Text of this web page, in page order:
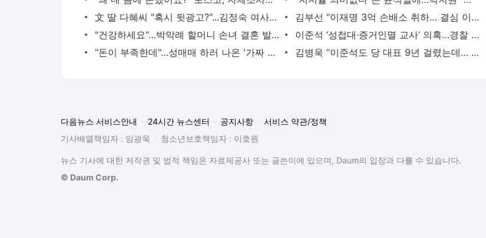
文 딸 다혜씨 "혹시 뒷광고?"...김정숙 여사는 20년 착용
김부선 “이재명 3억 손배소 취하… 결심 이유는 김건희 여사 때문”
"건강하세요"…박막례 할머니 손녀 결혼 발표에 '구독 취소' 행렬
이준석 ‘성접대·증거인멸 교사’ 의혹…경찰 참고인 추가조사 예고
"돈이 부족한데"…성매매 하러 나온 '가짜 경찰' 무슨 일?
김병욱 “이준석도 당 대표 9년 걸렸는데… 박지현 출마?”
다음뉴스 서비스안내 24시간 뉴스센터 공지사항
서비스 약관/정책
기사배열책임자 : 임광욱
청소년보호책임자 : 이호원
뉴스 기사에 대한 저작권 및 법적 책임은 자료제공사 또는 글쓴이에 있으며, Daum의 입장과 다를 수 있습니다.
© Daum Corp.